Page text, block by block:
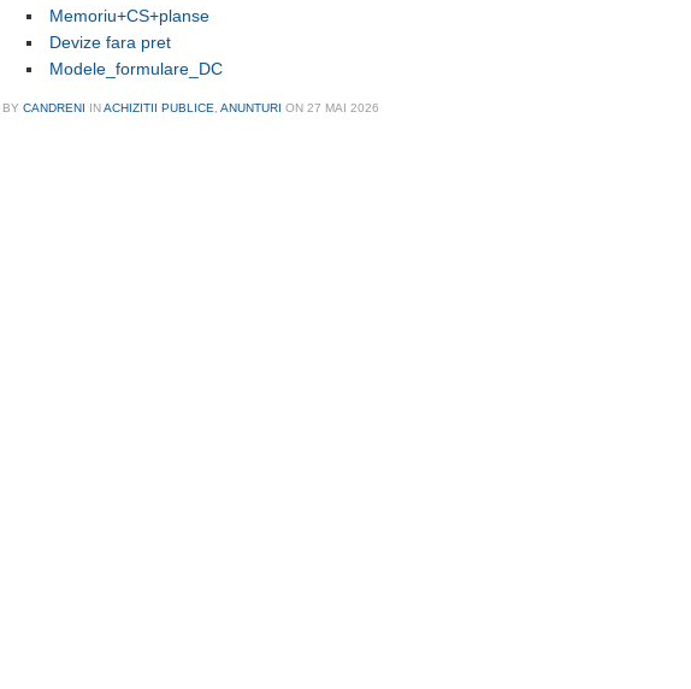
Memoriu+CS+planse
Devize fara pret
Modele_formulare_DC
BY CANDRENI INACHIZITII PUBLICE ANUNTURI ON 27 MAI 2026